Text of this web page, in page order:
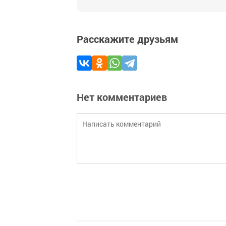
Расскажите друзьям
Нет комментариев